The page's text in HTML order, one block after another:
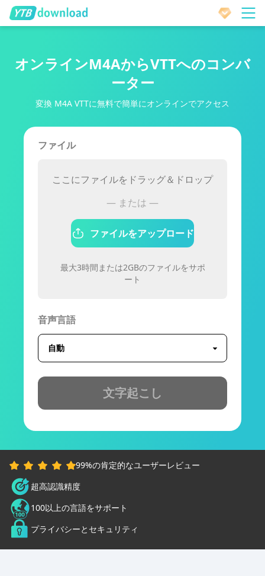
オンラインM4AからVTTへのコンバ
ーター
変換 M4A VTTに無料で簡単にオンラインでアクセス
ファイル
ここにファイルをドラッグ＆ドロップ
— または —
ファイルをアップロード
最大3時間または2GBのファイルをサポ
ート
音声言語
文字起こし
99%の肯定的なユーザーレビュー
超高認識精度
100以上の言語をサポート
プライバシーとセキュリティ